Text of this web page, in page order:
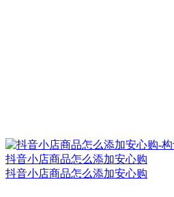
抖音小店商品怎么添加安心购
抖音小店商品怎么添加安心购